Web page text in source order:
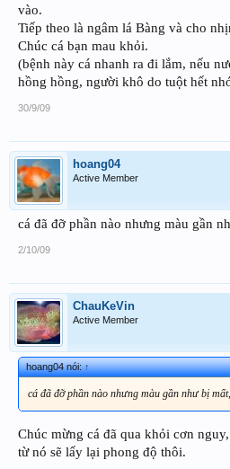
vào.
Tiếp theo là ngâm lá Bàng và cho
Chúc cá bạn mau khỏi.
(bệnh này cá nhanh ra đi lắm, nếu
hồng hồng, người khô do tuột hết
30/9/09
hoang04
Active Member
cá đã đỡ phần nào nhưng màu gần
2/10/09
ChauKeVin
Active Member
hoang04 nói:↑
cá đã đỡ phần nào nhưng màu gần như bị
Chúc mừng cá đã qua khỏi cơn
từ nó sẽ lấy lại phong độ thôi.